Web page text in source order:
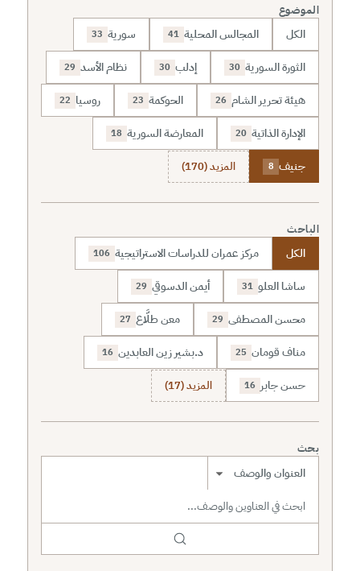
الموضوع
الكل المجالس المحلية 41 سورية 33
الثورة السورية 30 إدلب 30 نظام الأسد 29
هيئة تحرير الشام 26 الحوكمة 23 روسيا 22
الإدارة الذاتية 20 المعارضة السورية 18
جنيف 8 المزيد (170)
الباحث
الكل مركز عمران للدراسات الاستراتيجية 106
ساشا العلو 31 أيمن الدسوقي 29
محسن المصطفى 29 معن طلَّاع 27
مناف قومان 25 د.بشير زين العابدين 16
حسن جابر 16 المزيد (17)
بحث
نطاق البحث